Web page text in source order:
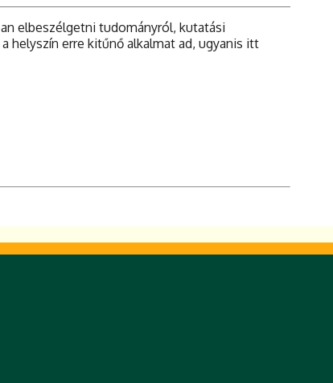
elbeszélgetni tudományról, kutatási
erre kitűnő alkalmat ad, ugyanis itt